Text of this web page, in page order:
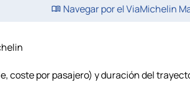
Navegar por el ViaMichelin
coste por pasajero) y duración del